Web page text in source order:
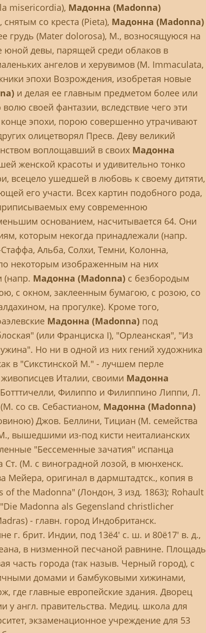
misericordia), Мадонна (Madonna)
со креста (Pieta), Мадонна (Madonna)
грудь (Mater dolorosa), М., возносящуюся на
юной девы, парящей среди облаков в
ангелов и херувимов (М. Immaculata,
эпохи Возрождения, изобретая новые
и делая ее главным предметом более или
своей фантазии, вследствие чего эти
эпохи, порою совершенно утрачивают
олицетворял Пресв. Деву великий
воплощавший в своих Мадонна
женской красоты и удивительно тонко
всецело ушедшей в любовь к своему дитяти,
его участи. Всех картин подобного рода,
ему современною
основанием, насчитывается 64. Они
которым некогда принадлежали (напр.
Альба, Солхи, Темни, Колонна,
некоторым изображенным на них
(напр. Мадонна (Madonna) с безбородым
с окном, заклеенным бумагою, с розою, со
на прогулке). Кроме того,
Мадонна (Madonna) под
(или Франциска I), "Орлеанская", "Из
Но ни в одной из них гений художника
в "Сикстинской М." - лучшем перле
Италии, своими Мадонна
Филиппо и Филиппино Липпи, Л.
со св. Себастианом, Мадонна (Madonna)
Джов. Беллини, Тициан (М. семейства
вышедшими из-под кисти неиталианских
"Бессеменные зачатия" испанца
(М. с виноградной лозой, в мюнхенск.
Meйера, оригинал в дармштадтск., копия в
of the Madonna" (Лондон, 3 изд. 1863); Rohault
Madonna als Gegensland christlicher
- главн. город Индобританск.
г. брит. Индии, под 13ё4' с. ш. и 80ё17' в. д.,
в низменной песчаной равнине. Площадь
часть города (так назыв. Черный город), с
домами и бамбуковыми хижинами,
где главные европейские здания. Дворец
у англ. правительства. Медиц. школа для
экзаменационное учреждение для 53